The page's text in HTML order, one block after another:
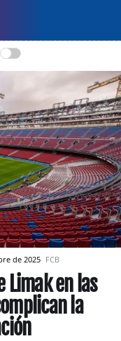
de 2025 FCB
Limak en las
la